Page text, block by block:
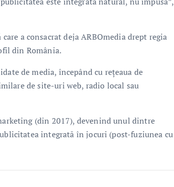
a consacrat deja ARBOmedia drept regia
din România.
de media, începând cu rețeaua de
de site-uri web, radio local sau
(din 2017), devenind unul dintre
integrată în jocuri (post-fuziunea cu